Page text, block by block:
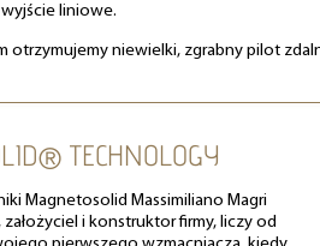
liniowe.
otrzymujemy niewielki, zgrabny pilot
TECHNOLOGY
Magnetosolid Massimiliano Magri
założyciel i konstruktor firmy, liczy od